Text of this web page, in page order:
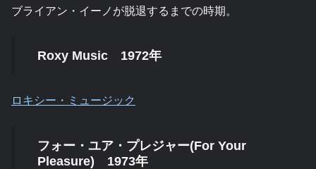
ブライアン・イーノが脱退するまでの時期。
Roxy Music 1972年
ロキシー・ミュージック
フォー・ユア・プレジャー(For Your
Pleasure) 1973年